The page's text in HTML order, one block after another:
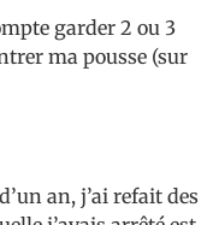
garder 2 ou 3
ma pousse (sur
an, j’ai refait des